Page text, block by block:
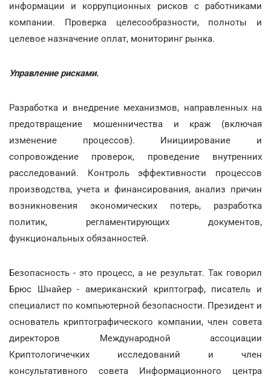
информации и коррупционных рисков с работниками
компании. Проверка целесообразности, полноты и
целевое назначение оплат, мониторинг рынка.
Управление рисками.
Разработка и внедрение механизмов, направленных на
предотвращение мошенничества и краж (включая
изменение процессов). Инициирование и
сопровождение проверок, проведение внутренних
расследований. Контроль эффективности процессов
производства, учета и финансирования, анализ причин
возникновения экономических потерь, разработка
политик, регламентирующих документов,
функциональных обязанностей.
Безопасность - это процесс, а не результат. Так говорил
Брюс Шнайер - американский криптограф, писатель и
специалист по компьютерной безопасности. Президент и
основатель криптографического компании, член совета
директоров Международной ассоциации
Криптологичечких исследований и член
консультативного совета Информационного центра